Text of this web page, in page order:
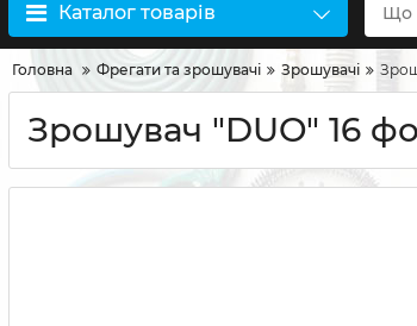
Каталог товарів
Головна Фрегати та зрошувачі Зрошувачі
Зрошувач "DUO" 16